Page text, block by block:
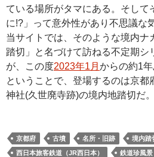
ている場所がタマにある。そして
に!?」って意外性があり不思議な
当サイトでは、そのような境内ナ
踏切」と名づけて訪ねる不定期シ
が、この度2023年1月 からの約1年
ということで、登場するのは京都
神社(久世廃寺跡)の境内地踏切だ
京都府 古墳 名所・旧跡 境内踏
西日本旅客鉄道（JR西日本）
鉄道珍風景